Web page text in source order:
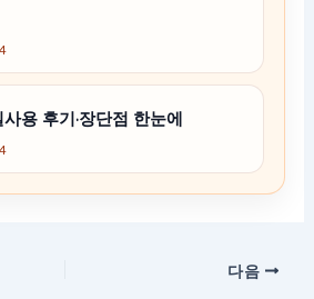
용 후기·장단점 한눈에
다음